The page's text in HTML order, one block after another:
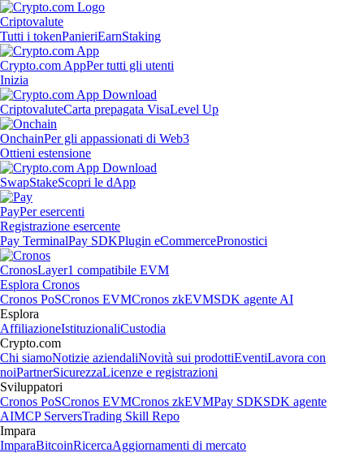
Criptovalute
Tutti i tokenPanieriEarnStaking
Crypto.com AppPer tutti gli utenti
Inizia
CriptovaluteCarta prepagata VisaLevel Up
OnchainPer gli appassionati di Web3
Ottieni estensione
SwapStakeScopri le dApp
PayPer esercenti
Registrazione esercente
Pay TerminalPay SDKPlugin eCommercePronostici
CronosLayer1 compatibile EVM
Esplora Cronos
Cronos PoSCronos EVMCronos zkEVMSDK agente AI
Esplora
AffiliazioneIstituzionaliCustodia
Crypto.com
Chi siamoNotizie aziendaliNovità sui prodottiEventiLavora con
noiPartnerSicurezzaLicenze e registrazioni
Sviluppatori
Cronos PoSCronos EVMCronos zkEVMPay SDKSDK agente
AIMCP ServersTrading Skill Repo
Impara
ImparaBitcoinRicercaAggiornamenti di mercato